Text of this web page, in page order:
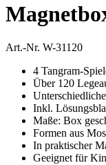
Art.-Nr. W-31120
4 Tangram-
Über 120
Inkl.
Maße: Box
Formen aus
In praktischer
Geeignet für